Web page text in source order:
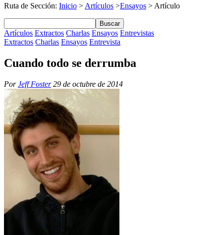
Ruta de Sección: Inicio > Artículos >Ensayos > Artículo
Buscar
Artículos Extractos Charlas Ensayos Entrevistas
Extractos Charlas Ensayos Entrevista
Cuando todo se derrumba
PorJeff Foster 29 de octubre de 2014